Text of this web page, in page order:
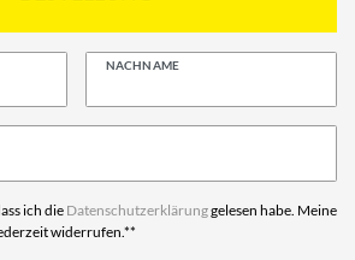
NACHNAME
ich die Daten­schutz­erklärunggelesen habe. Meine
widerrufen.**